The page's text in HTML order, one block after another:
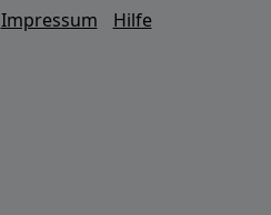
Impressum Hilfe